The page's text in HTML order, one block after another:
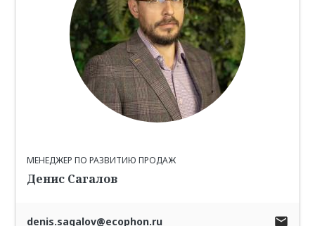
МЕНЕДЖЕР ПО РАЗВИТИЮ ПРОДАЖ
Денис Сагалов
denis.sagalov@ecophon.ru